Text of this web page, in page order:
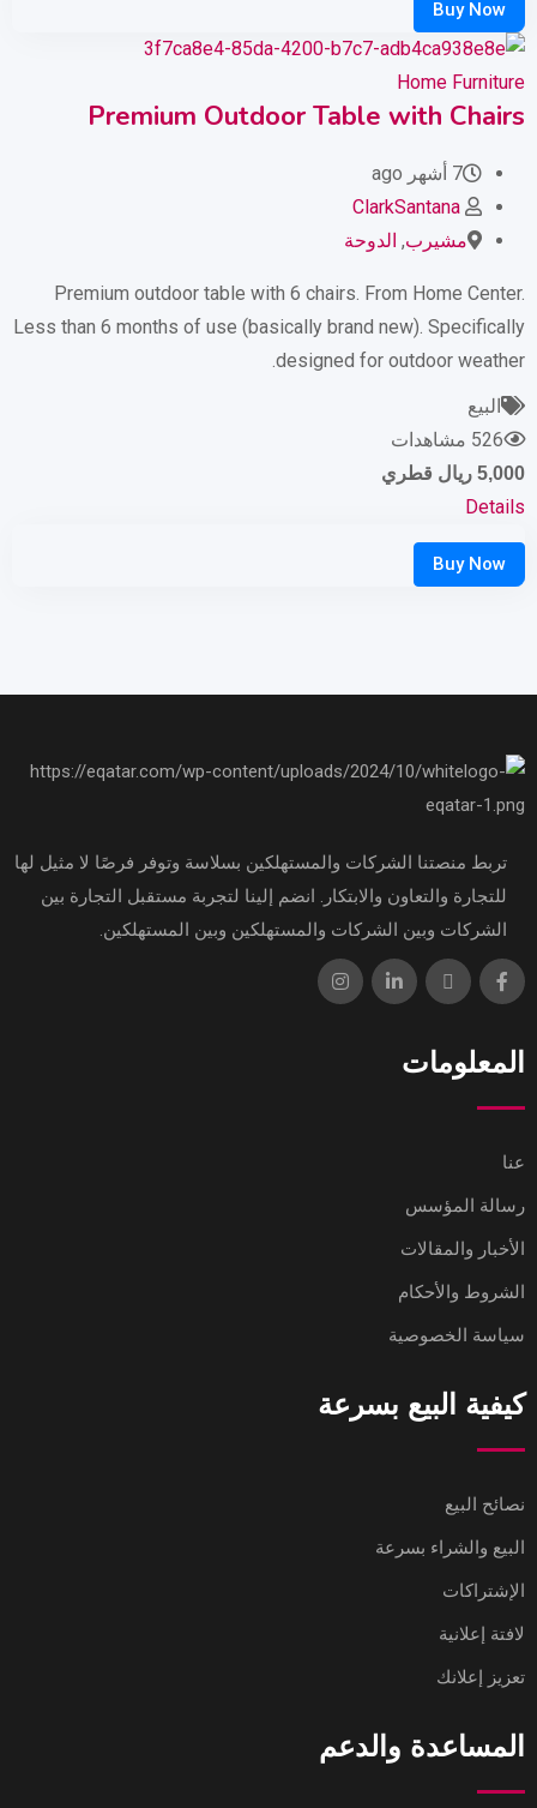
Home Furniture
Premium Outdoor Table with Chairs
7 أشهر ago
ClarkSantana
مشيرب, الدوحة
Premium outdoor table with 6 chairs. From Home Center.
Less than 6 months of use (basically brand new). Specifically
designed for outdoor weather.
البيع
526 مشاهدات
5,000 ريال قطري
Details
تربط منصتنا الشركات والمستهلكين بسلاسة وتوفر فرصًا لا مثيل لها
للتجارة والتعاون والابتكار. انضم إلينا لتجربة مستقبل التجارة بين
الشركات وبين الشركات والمستهلكين وبين المستهلكين.
المعلومات
عنا
رسالة المؤسس
الأخبار والمقالات
الشروط والأحكام
سياسة الخصوصية
كيفية البيع بسرعة
نصائح البيع
البيع والشراء بسرعة
الإشتراكات
لافتة إعلانية
تعزيز إعلانك
المساعدة والدعم